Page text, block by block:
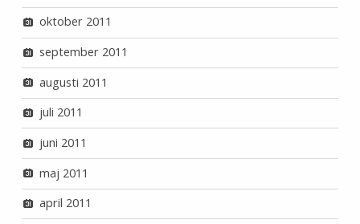
oktober 2011
september 2011
augusti 2011
juli 2011
juni 2011
maj 2011
april 2011